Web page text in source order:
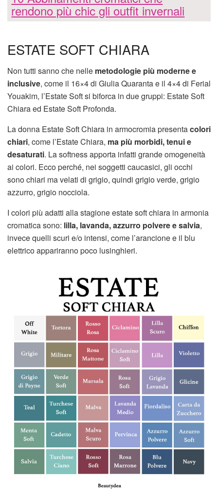
rendono più chic gli outfit invernali
ESTATE SOFT CHIARA
Non tutti sanno che nelle metodologie più moderne e
inclusive, come il 16×4 di Giulia Quaranta e il 4×4 di Ferial
Youakim, l’Estate Soft si biforca in due gruppi: Estate Soft
Chiara ed Estate Soft Profonda.
La donna Estate Soft Chiara in armocromia presentacolori
chiari, come l’Estate Chiara, ma più morbidi, tenui e
desaturati. La softness apporta infatti grande omogeneità
ai colori. Ecco perché, nei soggetti caucasici, gli occhi
sono chiari ma velati di grigio, quindi grigio verde, grigio
azzurro, grigio nocciola.
I colori più adatti alla stagione estate soft chiara in armonia
cromatica sono: lilla, lavanda, azzurro polvere e salvia,
invece quelli scuri e/o intensi, come l’arancione e il blu
elettrico appariranno poco lusinghieri.